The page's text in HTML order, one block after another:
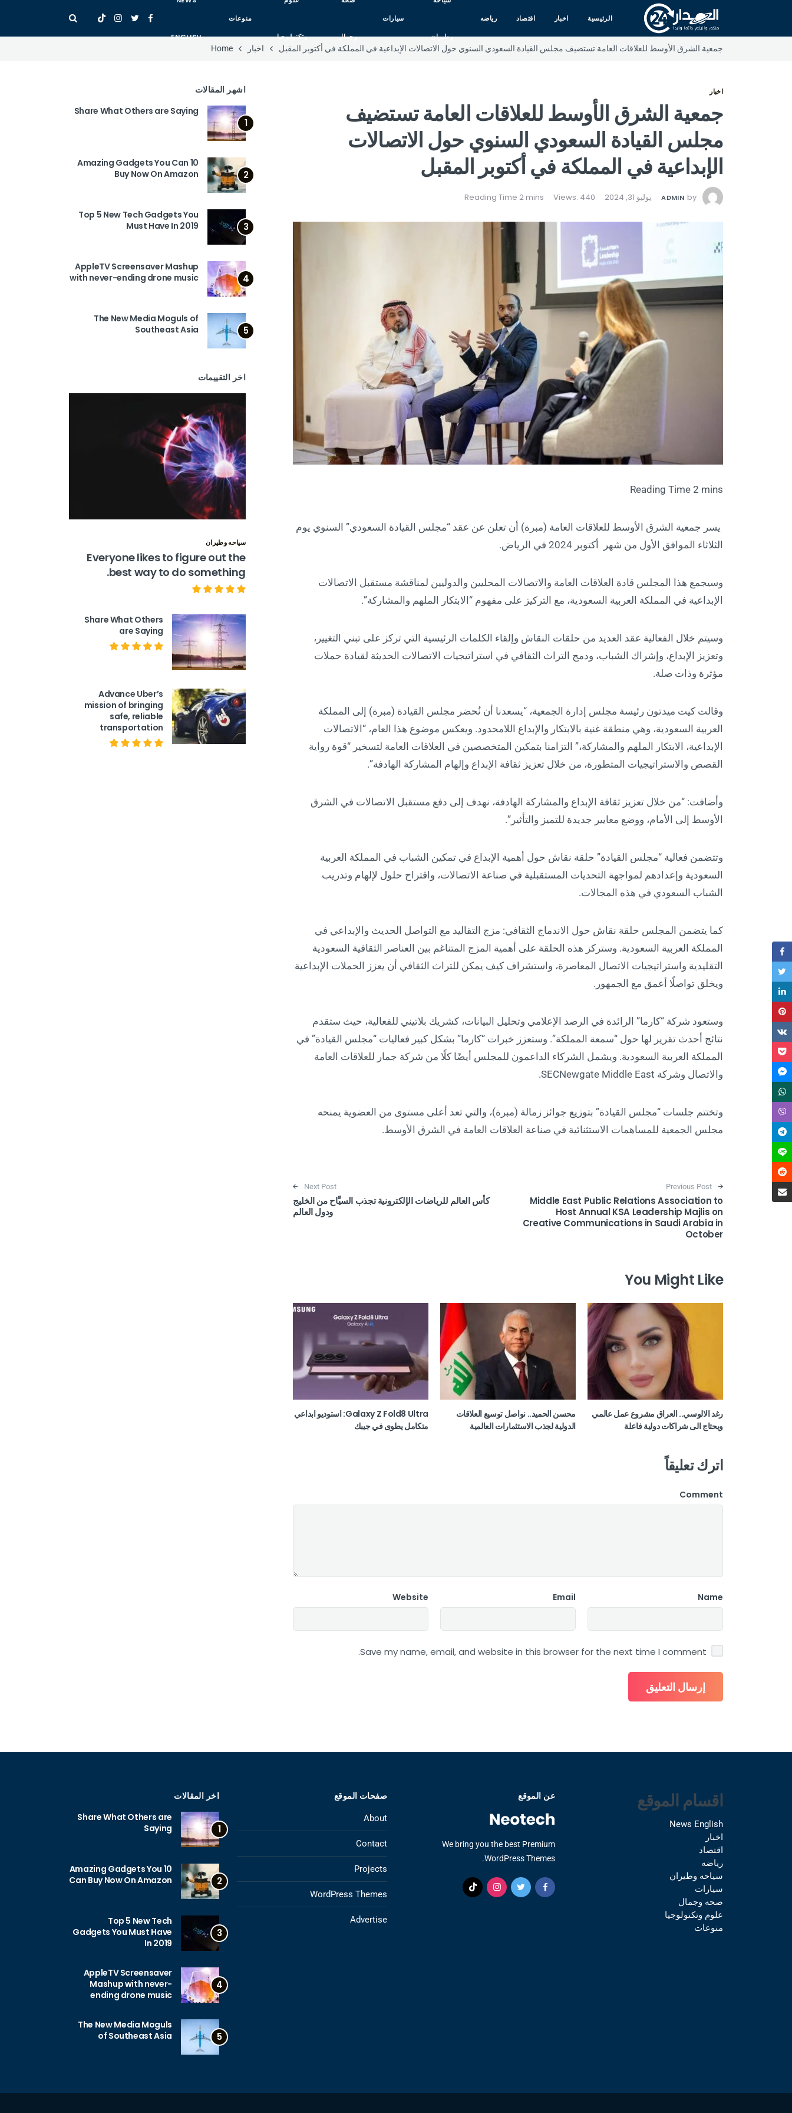
الرئيسية اخبار اقتصاد رياضه
وطيران
سيارات
وجمال وتكنولوجيا
منوعات
ENGLISH
جمعية الشرق الأوسط للعلاقات العامة تستضيف مجلس القيادة السعودي السنوي حول الاتصالات الإبداعية في المملكة في أكتوبر المقبل
اخبار Home
اخبار
جمعية الشرق الأوسط للعلاقات العامة تستضيف
مجلس القيادة السعودي السنوي حول الاتصالات
الإبداعية في المملكة في أكتوبر المقبل
by
ADMIN يوليو 31, 2024 Views: 440
يسر جمعية الشرق الأوسط للعلاقات العامة (مبرة) أن تعلن عن عقد “مجلس القيادة السعودي” السنوي يوم
الثلاثاء الموافق الأول من شهر أكتوبر 2024 في الرياض.
وسيجمع هذا المجلس قادة العلاقات العامة والاتصالات المحليين والدوليين لمناقشة مستقبل الاتصالات
الإبداعية في المملكة العربية السعودية، مع التركيز على مفهوم “الابتكار الملهم والمشاركة”.
وسيتم خلال الفعالية عقد العديد من حلقات النقاش وإلقاء الكلمات الرئيسية التي تركز على تبني التغيير،
وتعزيز الإبداع، وإشراك الشباب، ودمج التراث الثقافي في استراتيجيات الاتصالات الحديثة لقيادة حملات
مؤثرة وذات صلة.
وقالت كيت ميدتون رئيسة مجلس إدارة الجمعية، “يسعدنا أن نُحضر مجلس القيادة (مبرة) إلى المملكة
العربية السعودية، وهي منطقة غنية بالابتكار والإبداع اللامحدود. ويعكس موضوع هذا العام، “الاتصالات
الإبداعية، الابتكار الملهم والمشاركة،” التزامنا بتمكين المتخصصين في العلاقات العامة لتسخير “قوة رواية
القصص والاستراتيجيات المتطورة، من خلال تعزيز ثقافة الإبداع وإلهام المشاركة الهادفة”.
وأضافت: “من خلال تعزيز ثقافة الإبداع والمشاركة الهادفة، نهدف إلى دفع مستقبل الاتصالات في الشرق
الأوسط إلى الأمام، ووضع معايير جديدة للتميز والتأثير”.
وتتضمن فعالية “مجلس القيادة” حلقة نقاش حول أهمية الإبداع في تمكين الشباب في المملكة العربية
السعودية وإعدادهم لمواجهة التحديات المستقبلية في صناعة الاتصالات، واقتراح حلول لإلهام وتدريب
الشباب السعودي في هذه المجالات.
كما يتضمن المجلس حلقة نقاش حول الاندماج الثقافي: مزج التقاليد مع التواصل الحديث والإبداعي في
المملكة العربية السعودية. وستركز هذه الحلقة على أهمية المزج المتناغم بين العناصر الثقافية السعودية
التقليدية واستراتيجيات الاتصال المعاصرة، واستشراف كيف يمكن للتراث الثقافي أن يعزز الحملات الإبداعية
ويخلق تواصلًا أعمق مع الجمهور.
وستعود شركة “كارما” الرائدة في الرصد الإعلامي وتحليل البيانات، كشريك بلاتيني للفعالية، حيث ستقدم
نتائج أحدث تقرير لها حول “سمعة المملكة”. وستعزز خبرات “كارما” بشكل كبير فعاليات “مجلس القيادة” في
المملكة العربية السعودية. ويشمل الشركاء الداعمون للمجلس أيضًا كلًا من شركة جمار للعلاقات العامة
والاتصال وشركة SECNewgate Middle East.
وتختتم جلسات “مجلس القيادة” بتوزيع جوائز زمالة (مبرة)، والتي تعد أعلى مستوى من العضوية يمنحه
مجلس الجمعية للمساهمات الاستثنائية في صناعة العلاقات العامة في الشرق الأوسط.
Post navigation
Previous Post
Middle East Public Relations Association to
Host Annual KSA Leadership Majlis on
Creative Communications in Saudi Arabia in
October
Next Post
كأس العالم للرياضات الإلكترونية تجذب السيَّاح من الخليج
ودول العالم
You Might Like
رغد الالوسي.. العراق مشروع عمل عالمي
ويحتاج الى شراكات دولية فاعلة
محسن الحميد.. نواصل توسيع العلاقات
الدولية لجذب الاستثمارات العالمية
Galaxy Z Fold8 Ultra: استوديو ابداعي
متكامل يطوى في جيبك
اترك تعليقاً
Comment
Name
Email
Website
Save my name, email, and website in this browser for the next time I comment.
اشهر المقالات
1
Share What Others are Saying
2
10 Amazing Gadgets You Can
Buy Now On Amazon
3
Top 5 New Tech Gadgets You
Must Have In 2019
4
AppleTV Screensaver Mashup
with never-ending drone music
5
The New Media Moguls of
Southeast Asia
اخر التقييمات
سياحه وطيران
Everyone likes to figure out the
best way to do something.
Share What Others
are Saying
Advance Uber’s
mission of bringing
safe, reliable
transportation
اقسام الموقع
News English
اخبار
اقتصاد
رياضه
سياحه وطيران
سيارات
صحه وجمال
علوم وتكنولوجيا
منوعات
عن الموقع
We bring you the best Premium
WordPress Themes.
صفحات الموقع
About
Contact
Projects
WordPress Themes
Advertise
اخر المقالات
1
Share What Others are
Saying
2
10 Amazing Gadgets You
Can Buy Now On Amazon
3
Top 5 New Tech
Gadgets You Must Have
In 2019
4
AppleTV Screensaver
Mashup with never-
ending drone music
5
The New Media Moguls
of Southeast Asia